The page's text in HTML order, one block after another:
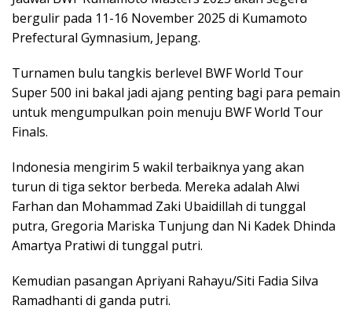
bergulir pada 11-16 November 2025 di Kumamoto
Prefectural Gymnasium, Jepang.
Turnamen bulu tangkis berlevel BWF World Tour
Super 500 ini bakal jadi ajang penting bagi para pemain
untuk mengumpulkan poin menuju BWF World Tour
Finals.
Indonesia mengirim 5 wakil terbaiknya yang akan
turun di tiga sektor berbeda. Mereka adalah Alwi
Farhan dan Mohammad Zaki Ubaidillah di tunggal
putra, Gregoria Mariska Tunjung dan Ni Kadek Dhinda
Amartya Pratiwi di tunggal putri.
Kemudian pasangan Apriyani Rahayu/Siti Fadia Silva
Ramadhanti di ganda putri.